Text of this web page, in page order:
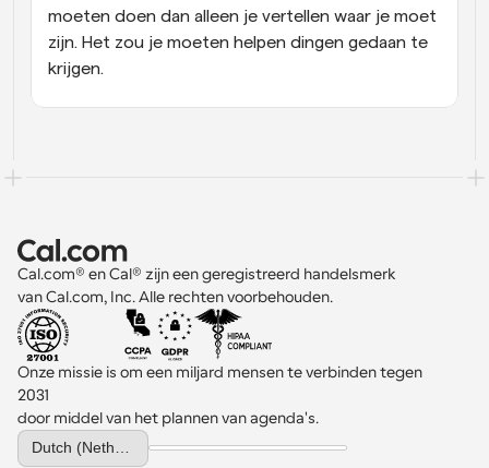
moeten doen dan alleen je vertellen waar je moet
zijn. Het zou je moeten helpen dingen gedaan te
krijgen.
Cal.com® en Cal® zijn een geregistreerd handelsmerk
van Cal.com, Inc. Alle rechten voorbehouden.
Onze missie is om een miljard mensen te verbinden tegen
2031
door middel van het plannen van agenda's.
Select Language
Dutch (Netherlands)